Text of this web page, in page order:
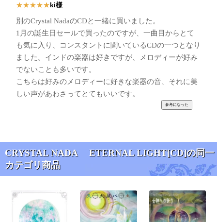
★★★★★ki様
別のCrystal NadaのCDと一緒に買いました。
1月の誕生日セールで買ったのですが、一曲目からとて
も気に入り、コンスタントに聞いているCDの一つとなり
ました。インドの楽器は好きですが、メロディーが好み
でないことも多いです。
こちらは好みのメロディーに好きな楽器の音、それに美
しい声があわさってとてもいいです。
CRYSTAL NADA ETERNAL LIGHT[CD]の同一
カテゴリ商品